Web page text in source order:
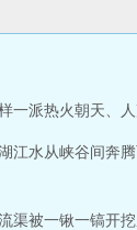
派热火朝天、人
江水从峡谷间奔
渠被一锹一镐